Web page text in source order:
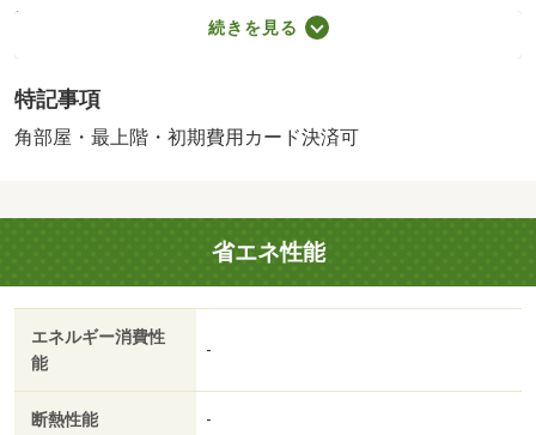
場合、賃料１か月分）・賃貸保証等：加入要（初回：総額
賃料の５０％￣、年間：１５，０００円／月間：８８０円
き、ＬＩＮＥでのご相談も可能です／当物件は初期費用分
割払い可（クレジットカード決済も可）／お客様のご希望
利用登録料 27500円
続きを見る
特記事項
角部屋・最上階・初期費用カード決済可
省エネ性能
エネルギー消費性
能
-
断熱性能 -